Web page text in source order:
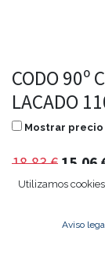
CODO 90º
LACADO
Mostrar precio
18,83€ 15,06
Utilizamos
Aviso